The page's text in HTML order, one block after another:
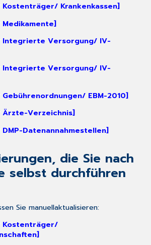
Krankenkassen]
Integrierte Versorgung/ IV-
Integrierte Versorgung/ IV-
EBM-2010]
Verzeichnis]
Datenannahmestellen]
die Sie nach
selbst durchführen
Siemanuellaktualisieren:
Kostenträger/